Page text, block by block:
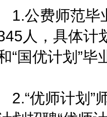
公费师范毕业
人，具体计
“国优计划”
优师计划”师